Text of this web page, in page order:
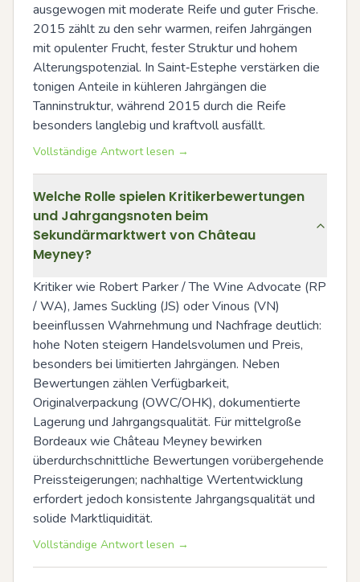
ausgewogen mit moderate Reife und guter Frische.
2015 zählt zu den sehr warmen, reifen Jahrgängen
mit opulenter Frucht, fester Struktur und hohem
Alterungspotenzial. In Saint‑Estephe verstärken die
tonigen Anteile in kühleren Jahrgängen die
Tanninstruktur, während 2015 durch die Reife
besonders langlebig und kraftvoll ausfällt.
Vollständige Antwort lesen →
Welche Rolle spielen Kritikerbewertungen
und Jahrgangsnoten beim
Sekundärmarktwert von Château
Meyney?
Kritiker wie Robert Parker / The Wine Advocate (RP
/ WA), James Suckling (JS) oder Vinous (VN)
beeinflussen Wahrnehmung und Nachfrage deutlich:
hohe Noten steigern Handelsvolumen und Preis,
besonders bei limitierten Jahrgängen. Neben
Bewertungen zählen Verfügbarkeit,
Originalverpackung (OWC/OHK), dokumentierte
Lagerung und Jahrgangsqualität. Für mittelgroße
Bordeaux wie Château Meyney bewirken
überdurchschnittliche Bewertungen vorübergehende
Preissteigerungen; nachhaltige Wertentwicklung
erfordert jedoch konsistente Jahrgangsqualität und
solide Marktliquidität.
Vollständige Antwort lesen →